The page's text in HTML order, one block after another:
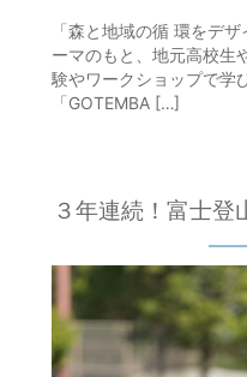
「森と地域の循 環をデ
ーマのもと、地元高校生
験やワークショップで学
「GOTEMBA […]
３年連続！富士登